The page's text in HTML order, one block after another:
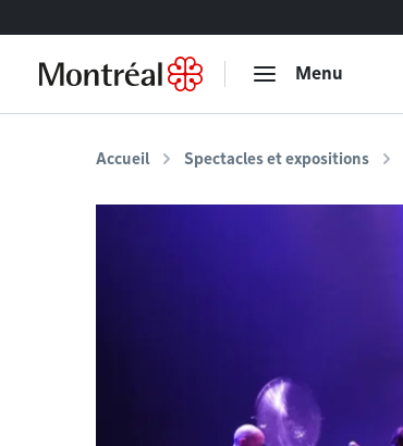
Menu
Accueil Spectacles et expositions